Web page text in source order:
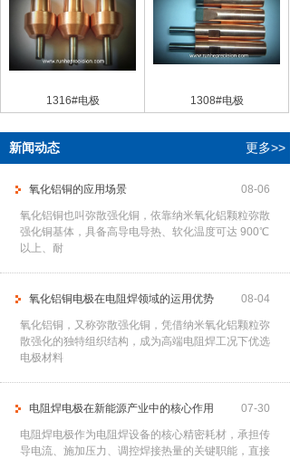
1316#电极 1308#电极
新闻动态 更多>>
08-06
氧化铝铜的应用场景
氧化铝铜也叫弥散强化铜，依靠纳米氧化铝颗粒弥散
强化铜基体，具备高导电导热、软化温度可达 900℃
以上、耐
08-04
氧化铝铜电极在电阻焊领域的运用优势
氧化铝铜，又称弥散强化铜，凭借纳米氧化铝颗粒弥
散强化的独特组织结构，成为高端电阻焊工况下优选
电极材料
07-30
电阻焊电极在新能源产业中的核心作用
电阻焊电极作为电阻焊设备的核心精密耗材，承担传
导电流、施加压力、调控焊接热量的关键职能，直接